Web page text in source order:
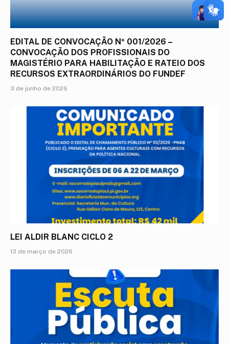
EDITAL DE CONVOCAÇÃO Nº 001/2026 –
CONVOCAÇÃO DOS PROFISSIONAIS DO
MAGISTÉRIO PARA HABILITAÇÃO E RATEIO DOS
RECURSOS EXTRAORDINÁRIOS DO FUNDEF
3 de junho de 2026
LEI ALDIR BLANC CICLO 2
13 de março de 2026